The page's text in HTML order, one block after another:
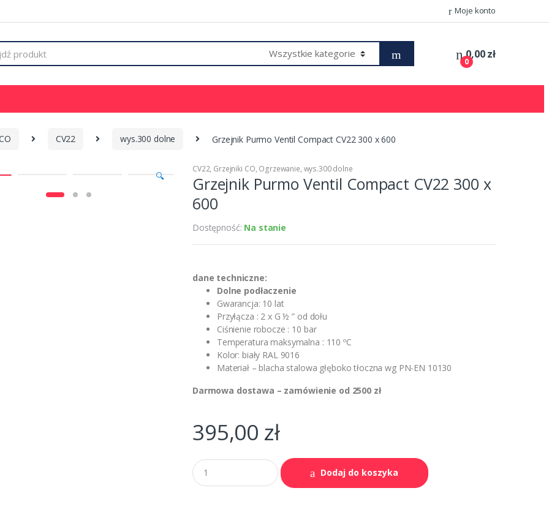
Moje konto
0
0,00zł
CV22 wys.300 dolne Grzejnik Purmo Ventil Compact CV22 300 x 600
🔍
CV22, Grzejniki CO, Ogrzewanie, wys.300 dolne
Grzejnik Purmo Ventil Compact CV22 300 x
600
Dostępność: Na stanie
dane techniczne:
Dolne podłaczenie
Gwarancja: 10 lat
Przyłącza : 2 x G ½ ” od dołu
Ciśnienie robocze : 10 bar
Temperatura maksymalna : 110 ºC
Kolor: biały RAL 9016
Materiał – blacha stalowa głęboko tłoczna wg PN-EN 10130
Darmowa dostawa – zamówienie od 2500 zł
395,00 zł
Q
u
a
Dodaj do koszyka